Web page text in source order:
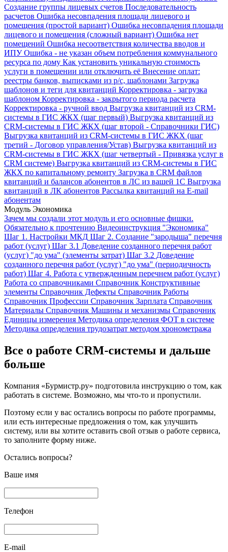
Создание группы лицевых счетов Последовательность
расчетов Ошибка несовпадения площади лицевого и
помещения (простой вариант) Ошибка несовпадения площади
лицевого и помещения (сложный вариант) Ошибка нет
помещений Ошибка несоответствия количества вводов и
ИПУ Ошибка - не указан объем потребления коммунального
ресурса по дому Как установить уникальную стоимость
услуги в помещении или отключить её Внесение оплат:
реестры банков, выписками из р/с, шаблонами Загрузка
шаблонов и теги для квитанций Корректировка - загрузка
шаблоном Корректировка - закрытого периода расчета
Корректировка - ручной ввод Выгрузка квитанций из CRM-
системы в ГИС ЖКХ (шаг первый) Выгрузка квитанций из
CRM-системы в ГИС ЖКХ (шаг второй - Справочники ГИС)
Выгрузка квитанций из CRM-системы в ГИС ЖКХ (шаг
третий - Договор управления/Устав) Выгрузка квитанций из
CRM-системы в ГИС ЖКХ (шаг четвертый - Привязка услуг в
CRM системе) Выгрузка квитанций из CRM-системы в ГИС
ЖКХ по капитальному ремонту Загрузка в CRM файлов
квитанций и балансов абонентов в ЛС из вашей 1С Выгрузка
квитанций в ЛК абонентов Рассылка квитанций на E-mail
абонентам
Модуль Экономика
Зачем мы создали этот модуль и его основные фишки.
Обязательно к прочтению Видеоинструкция "Экономика"
Шаг 1. Настройки МКД Шаг 2. Создание "зародыша" перечня
работ (услуг) Шаг 3.1 Доведение созданного перечня работ
(услуг) "до ума" (элементы затрат) Шаг 3.2 Доведение
созданного перечня работ (услуг) "до ума" (периодичность
работ) Шаг 4. Работа с утвержденным перечнем работ (услуг)
Работа со справочниками Справочник Конструктивные
элементы Справочник Дефекты Справочник Работы
Справочник Профессии Справочник Зарплата Справочник
Материалы Справочник Машины и механизмы Справочник
Единицы измерения Методика определения ФОТ в системе
Методика определения трудозатрат методом хронометража
Все о работе CRM-системы и дальше
больше
Компания «Бурмистр.ру» подготовила инструкцию о том, как
работать в системе. Возможно, мы что-то и пропустили.
Поэтому если у вас остались вопросы по работе программы,
или есть интересные предложения о том, как улучшить
систему, или вы хотите оставить свой отзыв о работе сервиса,
то заполните форму ниже.
Остались вопросы?
Ваше имя
Телефон
E-mail